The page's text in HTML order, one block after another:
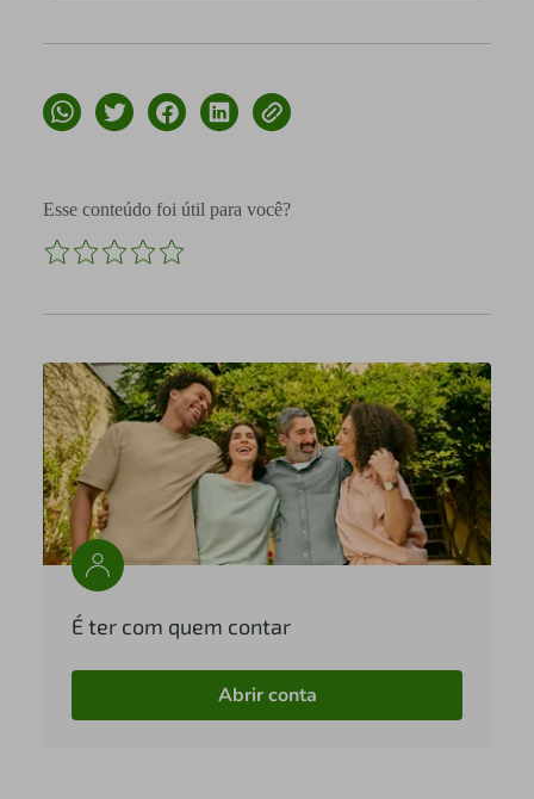
Esse conteúdo foi útil para você?
É ter com quem contar
Abrir conta